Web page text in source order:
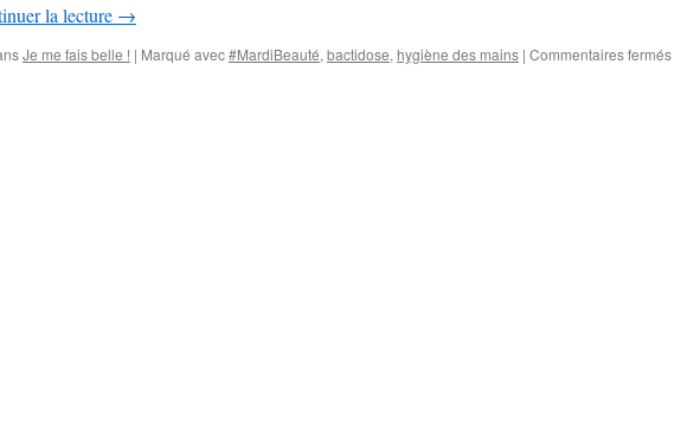
la lecture →
Je me fais belle ! | Marqué avec#MardiBeauté, bactidose, hygiène des mains | Commentaires fermés